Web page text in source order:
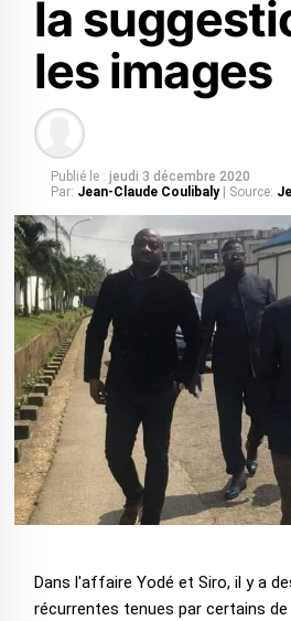
la
les images
Publié le : jeudi 3 décembre 2020
Par: Jean-Claude Coulibaly | Source:
Dans l'affaire Yodé et Siro, il y a
récurrentes tenues par certains